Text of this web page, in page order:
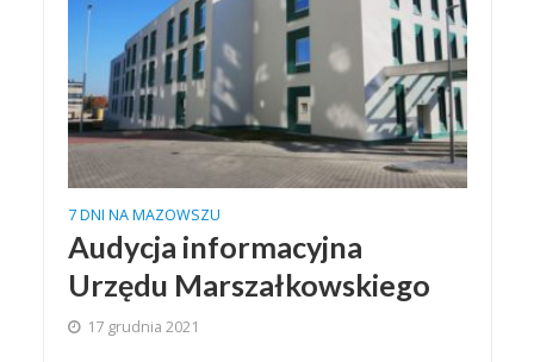
7 DNI NA MAZOWSZU
Audycja informacyjna
Urzędu Marszałkowskiego
17 grudnia 2021